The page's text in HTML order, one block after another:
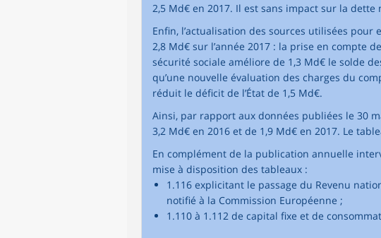
2,5 Md€ en 2017. Il est sans impact sur la dette
Enfin, l’actualisation des sources utilisées
2,8 Md€ sur l’année 2017 : la prise en compte
sécurité sociale améliore de 1,3 Md€ le solde
qu’une nouvelle évaluation des charges du
réduit le déficit de l’État de 1,5 Md€.
Ainsi, par rapport aux données publiées le 30
3,2 Md€ en 2016 et de 1,9 Md€ en 2017. Le
En complément de la publication annuelle
mise à disposition des tableaux :
1.116 explicitant le passage du Revenu
notifié à la Commission Européenne ;
1.110 à 1.112 de capital fixe et de